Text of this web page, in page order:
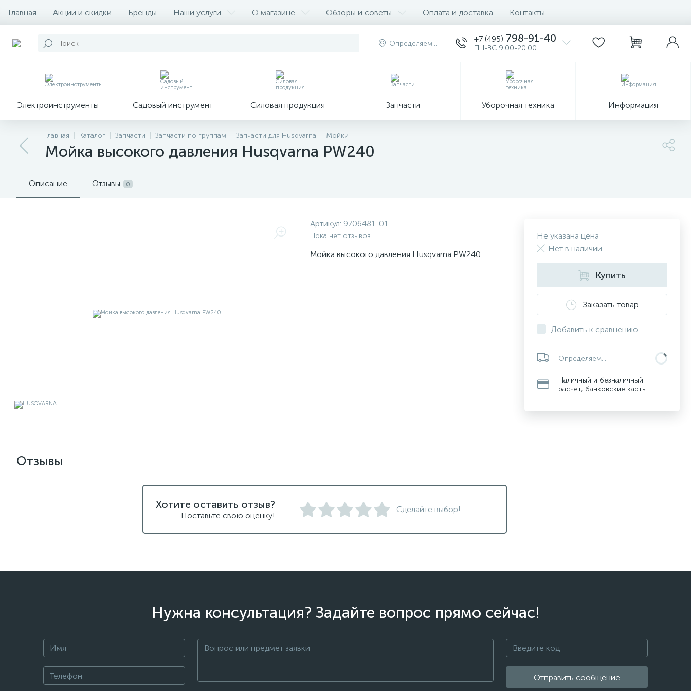
Главная Акции и скидки Бренды Наши услуги О магазине Обзоры и советы Оплата и доставка Контакты
Определяем... +7 (495) 798-91-40
ПН-ВС 9:00-20:00
Электроинструменты Садовый инструмент Силовая продукция Запчасти Уборочная техника Информация
Главная Каталог Запчасти Запчасти по группам Запчасти для Husqvarna Мойки
Мойка высокого давления Husqvarna PW240
Описание Отзывы 0
Артикул: 9706481-01
Пока нет отзывов
Мойка высокого давления Husqvarna PW240
Не указана цена
Нет в наличии
Купить
Заказать товар
Добавить к сравнению
Определяем...
Наличный и безналичный
расчет, банковские карты
Отзывы
Хотите оставить отзыв?
Поставьте свою оценку!
Сделайте выбор!
Нужна консультация? Задайте вопрос прямо сейчас!
Отправить сообщение